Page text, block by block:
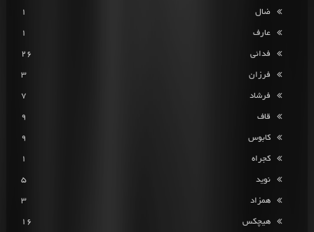
ضال 1
عارف 1
فدائی 26
فرزان 3
فرشاد 7
قاف 9
کابوس 9
کجراه 1
نوید 5
همزاد 3
هیچکس 16